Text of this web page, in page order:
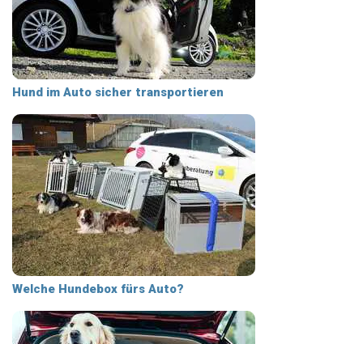
Hund im Auto sicher transportieren
Welche Hundebox fürs Auto?